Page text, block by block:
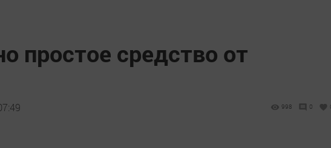
простое средство от
998 0